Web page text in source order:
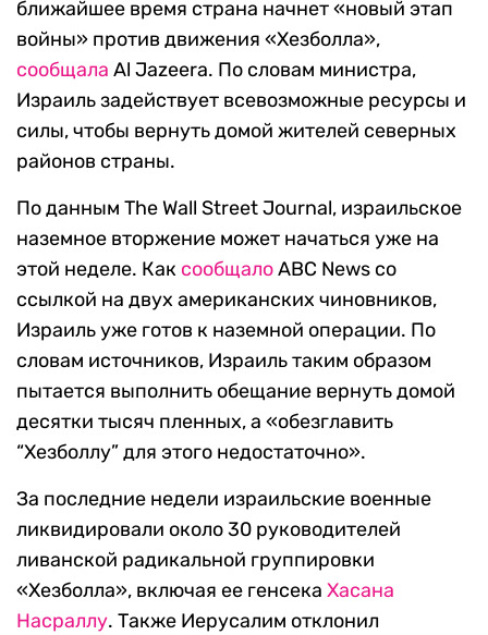
ближайшее время страна начнет «новый этап
войны» против движения «Хезболла»,
сообщала Al Jazeera. По словам министра,
Израиль задействует всевозможные ресурсы и
силы, чтобы вернуть домой жителей северных
районов страны.
По данным The Wall Street Journal, израильское
наземное вторжение может начаться уже на
этой неделе. Как сообщалоABC News со
ссылкой на двух американских чиновников,
Израиль уже готов к наземной операции. По
словам источников, Израиль таким образом
пытается выполнить обещание вернуть домой
десятки тысяч пленных, а «обезглавить
“Хезболлу” для этого недостаточно».
За последние недели израильские военные
ликвидировали около 30 руководителей
ливанской радикальной группировки
«Хезболла», включая ее генсека Хасана
Насраллу. Также Иерусалим отклонил